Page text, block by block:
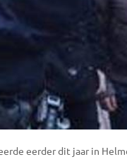
eerder dit jaar in